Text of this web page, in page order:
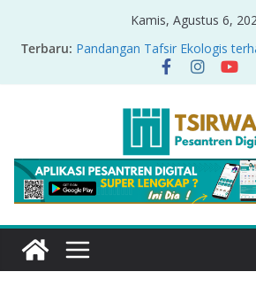
Kamis, Agustus 6,
Terbaru: Pandangan Tafsir Ekologis
Nikel di Raja Ampat
PRODUK RELASI KUASA-
Sirah Nabawiyah
Oversharing dan Privasi dalam
Ayat Bicara Soal Curhat di
Menyikapi Fatherless, Kisah
Cerminan